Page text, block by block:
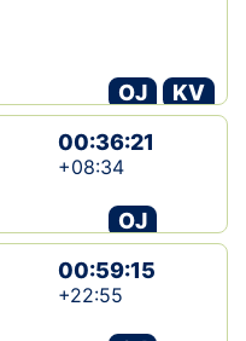
OJ
KV
00:36:21
+08:34
OJ
00:59:15
+22:55